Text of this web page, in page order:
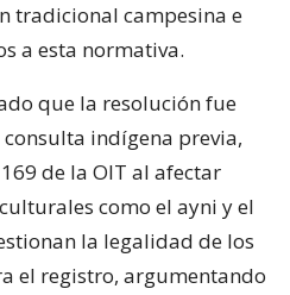
tradicional campesina e
a esta normativa.
que la resolución fue
indígena previa,
de la OIT al afectar
como el ayni y el
la legalidad de los
el registro, argumentando